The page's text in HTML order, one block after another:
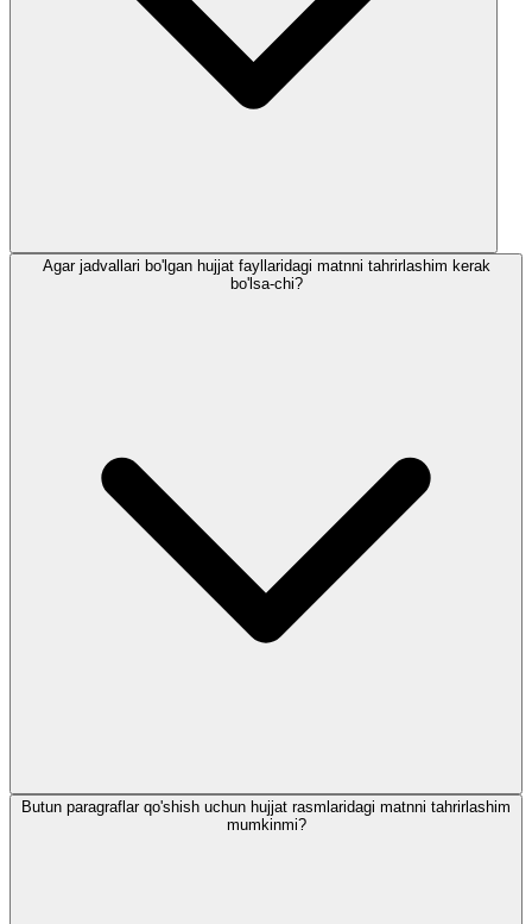
Agar jadvallari bo'lgan hujjat fayllaridagi matnni tahrirlashim kerak
bo'lsa-chi?
Butun paragraflar qo'shish uchun hujjat rasmlaridagi matnni tahrirlashim
mumkinmi?